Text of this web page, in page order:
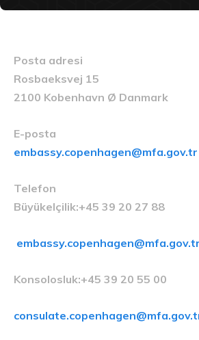
Posta adresi
Rosbaeksvej 15
2100 Kobenhavn Ø Danmark
E-posta
embassy.copenhagen@mfa.gov.tr
Telefon
Büyükelçilik:+45 39 20 27 88
embassy.copenhagen@mfa.gov.tr
Konsolosluk:+45 39 20 55 00